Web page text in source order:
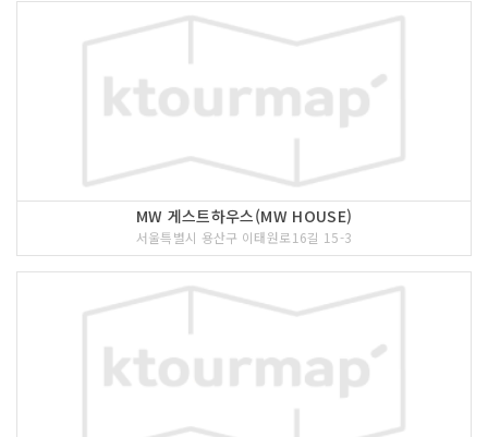
MW 게스트하우스(MW HOUSE)
서울특별시 용산구 이태원로16길 15-3